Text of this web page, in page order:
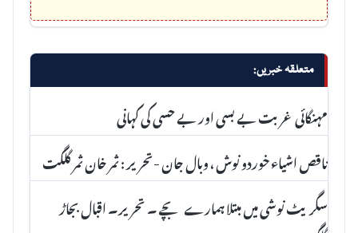
متعلقہ خبریں:
مہنگائی غربت بے بسی اور بے حسی کی کہانی
ناقص اشیاء خوردو نوش ، وبال جان -تحریر : ثمر خان ثمر گلگت
سگریٹ نوشی میں مبتلا ہمارے بچے ۔ تحریر۔ اقبال بجاڑ